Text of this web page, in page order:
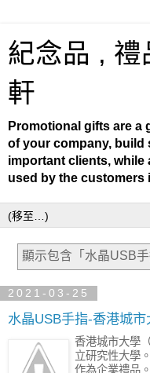
紀念品 , 禮
軒
Promotional gifts are a
of your company,
important clients, while
used by the customers
顯示包含「水晶USB手
2021-03-25
水晶USB手指-香港城市
香港城市大學
立研究性大學
作為企業禮品